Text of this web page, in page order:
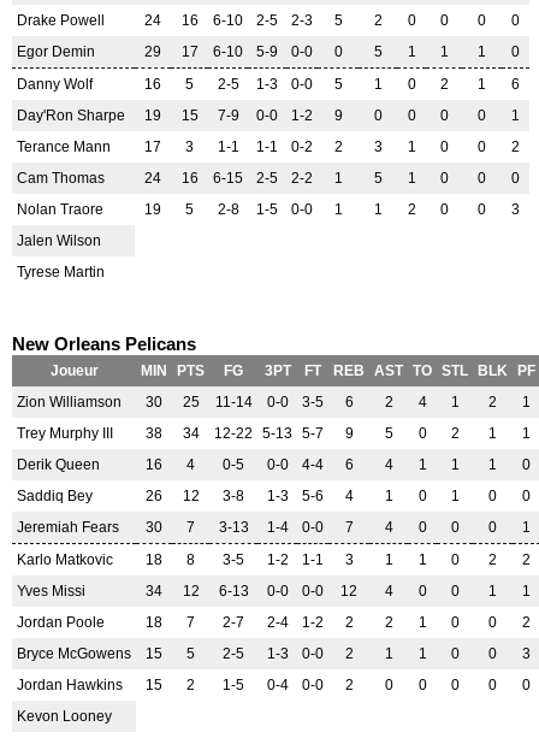
Drake Powell
24 16 6-10 2-5 2-3 5 2 0 0 0
0
Egor Demin
29 17 6-10 5-9 0-0 0 5 1 1 1
0
Danny Wolf
16 5 2-5 1-3 0-0 5 1 0 2 1
6
Day'Ron Sharpe
19 15 7-9 0-0 1-2 9 0 0 0 0
1
Terance Mann
17 3 1-1 1-1 0-2 2 3 1 0 0
2
Cam Thomas
24 16 6-15 2-5 2-2 1 5 1 0 0
0
Nolan Traore
19 5 2-8 1-5 0-0 1 1 2 0 0
3
Jalen Wilson
Tyrese Martin
New Orleans Pelicans
Joueur MIN PTS FG 3PT FT REB AST TO STL BLK
PF
Zion Williamson
30 25 11-14 0-0 3-5 6 2 4 1 2
1
Trey Murphy III
38 34 12-22 5-13 5-7 9 5 0 2 1
1
Derik Queen
16 4 0-5 0-0 4-4 6 4 1 1 1
0
Saddiq Bey
26 12 3-8 1-3 5-6 4 1 0 1 0
0
Jeremiah Fears
30 7 3-13 1-4 0-0 7 4 0 0 0
1
Karlo Matkovic
18 8 3-5 1-2 1-1 3 1 1 0 2
2
Yves Missi
34 12 6-13 0-0 0-0 12 4 0 0 1
1
Jordan Poole
18 7 2-7 2-4 1-2 2 2 1 0 0
2
Bryce McGowens
15 5 2-5 1-3 0-0 2 1 1 0 0
3
Jordan Hawkins
15 2 1-5 0-4 0-0 2 0 0 0 0
0
Kevon Looney